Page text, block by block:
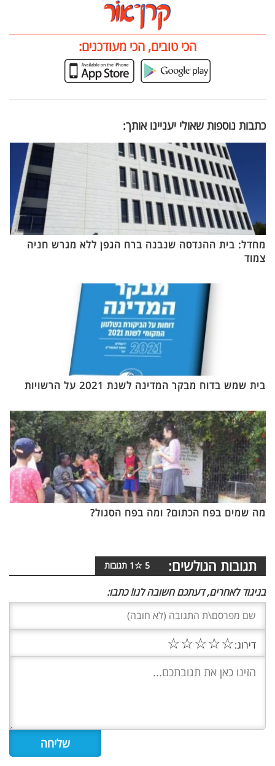
הכי טובים, הכי מעודכנים:
כתבות נוספות שאולי יעניינו אותך:
מחדל: בית ההנדסה שנבנה ברח הגפן ללא מגרש חניה
צמוד
בית שמש בדוח מבקר המדינה לשנת 2021 על הרשויות
מה שמים בפח הכתום? ומה בפח הסגול?
תגובות הגולשים: 5
☆
1 תגובות
בניגוד לאחרים, דעתכם חשובה לנו! כתבו:
דירוג:☆
☆
☆
☆
☆